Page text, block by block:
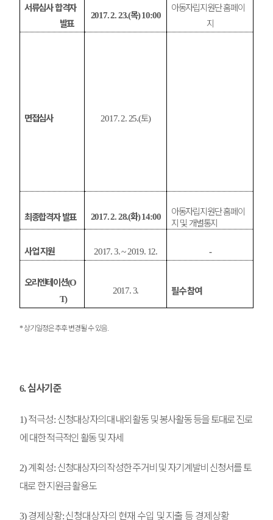
서류심사 합격자
발표
2017. 2. 23.(목) 10:00
아동자립지원단 홈페이
지
면접심사 2017. 2. 25.(토)
최종합격자 발표 2017. 2. 28.(화) 14:00
아동자립지원단 홈페이
지 및 개별통지
사업 지원 2017. 3. ~ 2019. 12. -
오리엔테이션(O
T)
2017. 3. 필수 참여
*상기일정은 추후 변경될 수 있음.
6.심사기준
1)적극성: 신청대상자의 대내외 활동 및 봉사활동 등을 토대로 진로
에 대한 적극적인 활동 및 자세
2)계획성: 신청대상자의 작성한 주거비 및 자기계발비 신청서를 토
대로 한 지원금 활용도
3)경제상황:신청대상자의 현재 수입 및 지출 등 경제상황